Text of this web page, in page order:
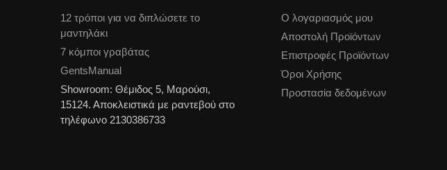
12 τρόποι για να διπλώσετε το
μαντηλάκι
7 κόμποι γραβάτας
GentsManual
Showroom: Θέμιδος 5, Μαρούσι,
15124. Αποκλειστικά με ραντεβού στο
τηλέφωνο 2130386733
Ο λογαριασμός μου
Αποστολή Προϊόντων
Επιστροφές Προϊόντων
Όροι Χρήσης
Προστασία δεδομένων